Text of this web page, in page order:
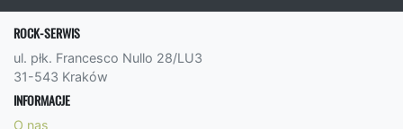
ROCK-SERWIS
ul. płk. Francesco Nullo 28/LU3
31-543 Kraków
INFORMACJE
O nas